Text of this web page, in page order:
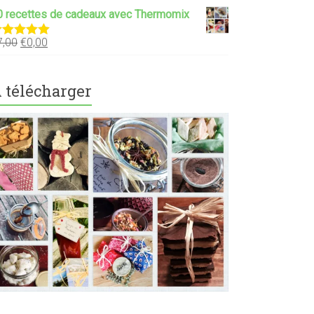
recettes de cadeaux avec Thermomix
5.00
€0,00
télécharger